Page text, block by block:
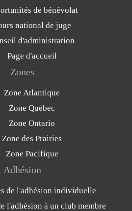
de bénévolat
national de juge
d'administration
Page d'accueil
Zones
Zone Atlantique
Zone Québec
Zone Ontario
Zone des Prairies
Zone Pacifique
Adhésion
de l'adhésion individuelle
l'adhésion à un club membre